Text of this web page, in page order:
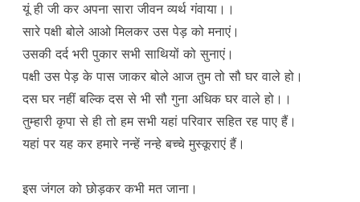
यूं ही जी कर अपना सारा जीवन व्यर्थ गंवाया।।
सारे पक्षी बोले आओ मिलकर उस पेड़ को मनाएं।
उसकी दर्द भरी पुकार सभी साथियों को सुनाएं।
पक्षी उस पेड़ के पास जाकर बोले आज तुम तो सौ घर वाले हो।
दस घर नहीं बल्कि दस से भी सौ गुना अधिक घर वाले हो।।
तुम्हारी कृपा से ही तो हम सभी यहां परिवार सहित रह पाए हैं।
यहां पर यह कर हमारे नन्हें नन्हे बच्चे मुस्कूराएं हैं।
इस जंगल को छोड़कर कभी मत जाना।